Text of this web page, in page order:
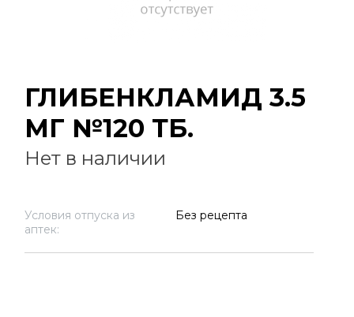
ГЛИБЕНКЛАМИД 3.5
МГ №120 ТБ.
Нет в наличии
Условия отпуска из
аптек:
Без рецепта